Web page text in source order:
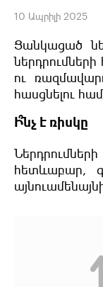
10 Ապրիլի 2025
Ցանկացած
ու
հասցնելու
Ի՞նչ է ռիսկը
հետևաբար,